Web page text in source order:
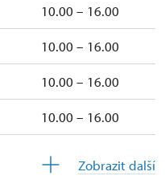
10.00 – 16.00
10.00 – 16.00
10.00 – 16.00
10.00 – 16.00
16.00
Zobrazit další